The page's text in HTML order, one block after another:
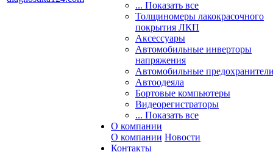
... Показать все
Толщиномеры лакокрасочного
покрытия ЛКП
Аксессуары
Автомобильные инверторы
напряжения
Автомобильные
Автоодеяла
Бортовые компьютеры
Видеорегистраторы
... Показать все
О компании
О компании Новости
Контакты